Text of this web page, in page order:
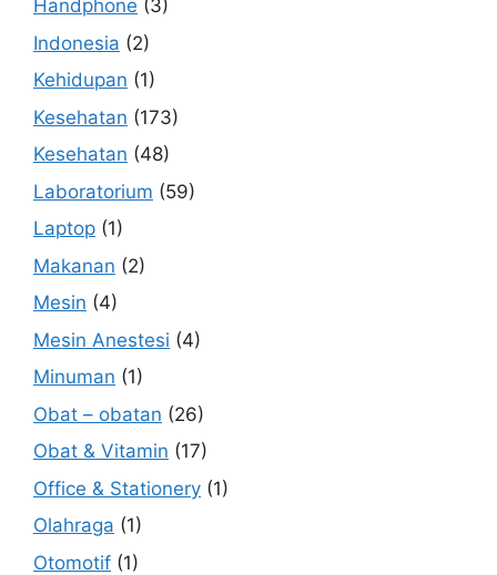
Handphone (3)
Indonesia (2)
Kehidupan (1)
Kesehatan (173)
Kesehatan (48)
Laboratorium (59)
Laptop (1)
Makanan (2)
Mesin (4)
Mesin Anestesi (4)
Minuman (1)
Obat – obatan (26)
Obat & Vitamin (17)
Office & Stationery (1)
Olahraga (1)
Otomotif (1)